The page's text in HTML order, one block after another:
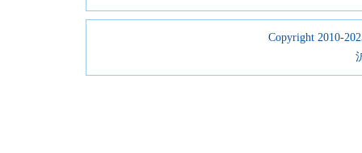
Copyright 2010-